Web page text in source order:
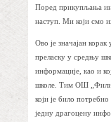
Поред прикупљања
наступ. Ми који смо
Ово је значајан
преласку у средњу
информације, као и
школе. Тим ОШ
који је било
једну драгоцену